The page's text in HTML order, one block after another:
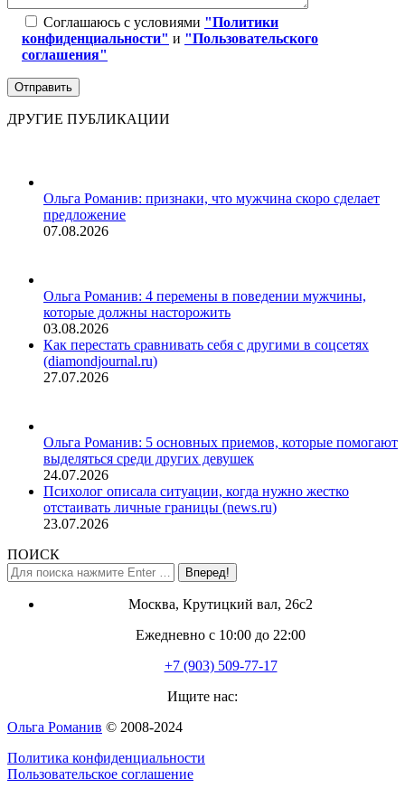
Соглашаюсь с условиями "Политики
конфиденциальности" и "Пользовательского
соглашения"
ДРУГИЕ ПУБЛИКАЦИИ
Ольга Романив: признаки, что мужчина скоро сделает
предложение
07.08.2026
Ольга Романив: 4 перемены в поведении мужчины,
которые должны насторожить
03.08.2026
Как перестать сравнивать себя с другими в соцсетях
(diamondjournal.ru)
27.07.2026
Ольга Романив: 5 основных приемов, которые помогают
выделяться среди других девушек
24.07.2026
Психолог описала ситуации, когда нужно жестко
отстаивать личные границы (news.ru)
23.07.2026
ПОИСК
Поиск:
Москва, Крутицкий вал, 26с2
Ежедневно с 10:00 до 22:00
+7 (903) 509-77-17
Ищите нас:
открывается
Ольга Романив © 2008-2024
Политика конфиденциальности
Пользовательское соглашение